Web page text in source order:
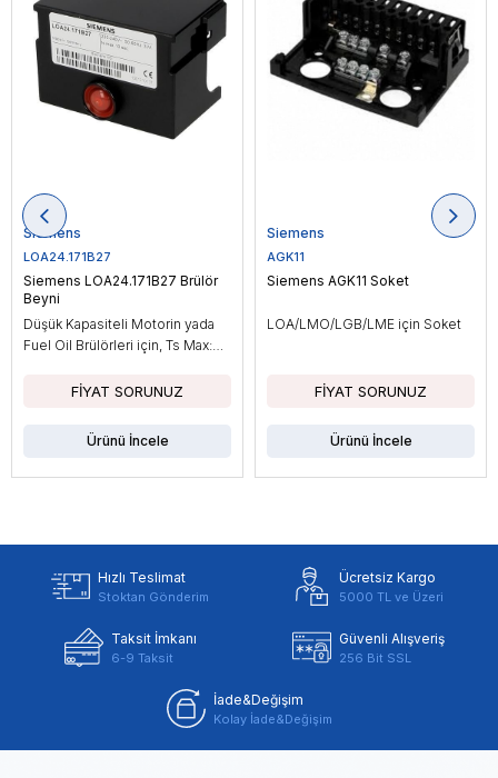
Siemens
LOA24.171B27
Siemens LOA24.171B27 Brülör
Beyni
Düşük Kapasiteli Motorin yada
Fuel Oil Brülörleri için, Ts Max:
Ürünü İncele
Siemens
AGK11
Siemens AGK11 Soket
LOA/LMO/LGB/LME için Soket
Ürünü İncele
Hızlı Teslimat
Stoktan Gönderim
Ücretsiz Kargo
5000 TL ve Üzeri
Taksit İmkanı
6-9 Taksit
Güvenli Alışveriş
256 Bit SSL
İade&Değişim
Kolay İade&Değişim